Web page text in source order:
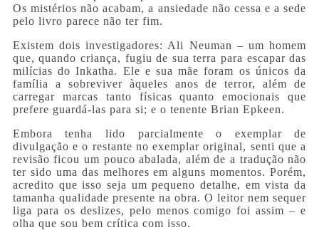
Os mistérios não acabam, a ansiedade não cessa e a sede
pelo livro parece não ter fim.
Existem dois investigadores: Ali Neuman – um homem
que, quando criança, fugiu de sua terra para escapar das
milícias do Inkatha. Ele e sua mãe foram os únicos da
família a sobreviver àqueles anos de terror, além de
carregar marcas tanto físicas quanto emocionais que
prefere guardá-las para si; e o tenente Brian Epkeen.
Embora tenha lido parcialmente o exemplar de
divulgação e o restante no exemplar original, senti que a
revisão ficou um pouco abalada, além de a tradução não
ter sido uma das melhores em alguns momentos. Porém,
acredito que isso seja um pequeno detalhe, em vista da
tamanha qualidade presente na obra. O leitor nem sequer
liga para os deslizes, pelo menos comigo foi assim – e
olha que sou bem crítica com isso.